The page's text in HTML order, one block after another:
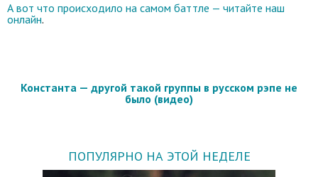
А вот что происходило на самом баттле — читайте наш
онлайн.
Константа — другой такой группы в русском рэпе не
было (видео)
ПОПУЛЯРНО НА ЭТОЙ НЕДЕЛЕ